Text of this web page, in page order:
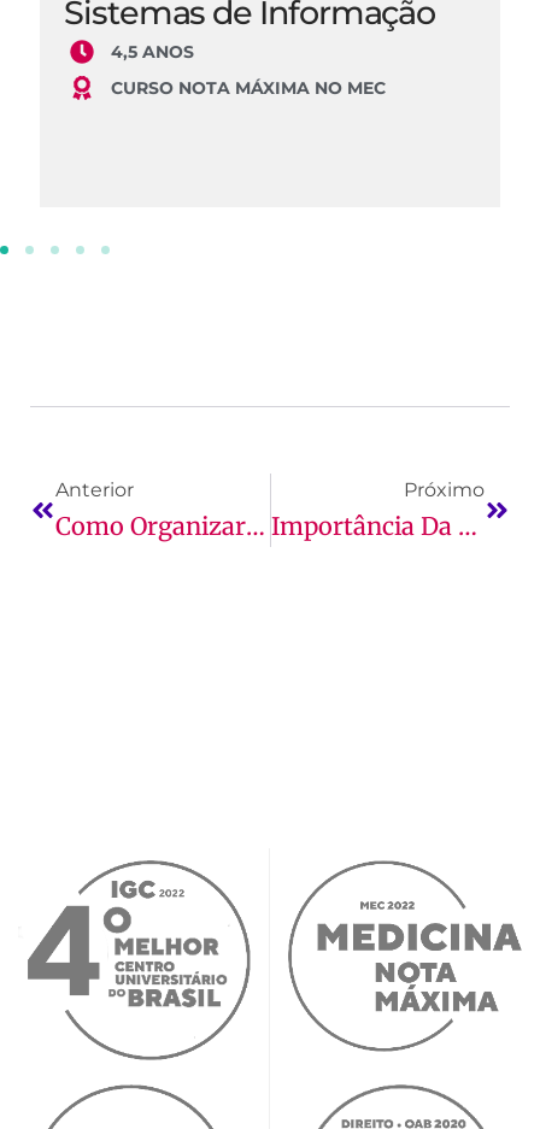
Sistemas de Informação
4,5 ANOS
CURSO NOTA MÁXIMA NO MEC
Anterior
Como Organizar Os Estudos Para Passar No Vestibular
Próximo
Importância Da Prática Esportiva